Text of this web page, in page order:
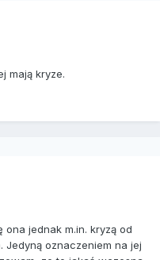
mają kryze.
ona jednak m.in. kryzą od
Jedyną oznaczeniem na jej